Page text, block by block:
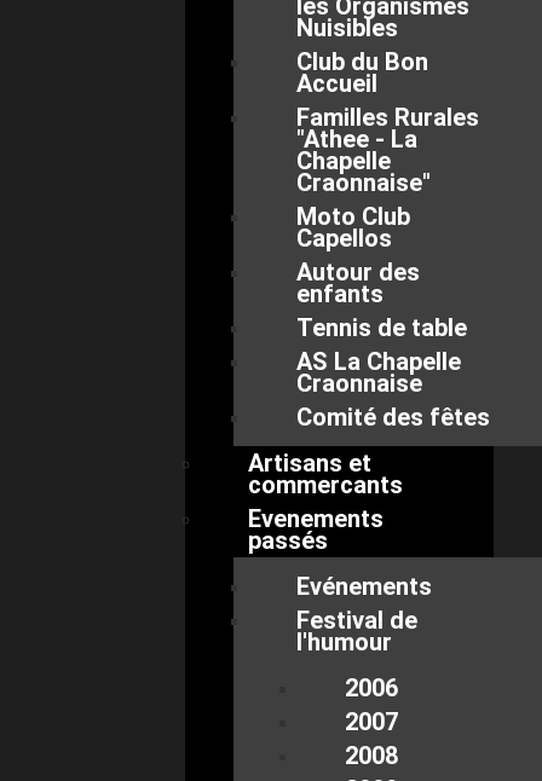
les Organismes
Nuisibles
Club du Bon
Accueil
Familles Rurales
"Athee - La
Chapelle
Craonnaise"
Moto Club
Capellos
Autour des
enfants
Tennis de table
AS La Chapelle
Craonnaise
Comité des fêtes
Artisans et
commercants
Evenements
passés
Evénements
Festival de
l'humour
2006
2007
2008